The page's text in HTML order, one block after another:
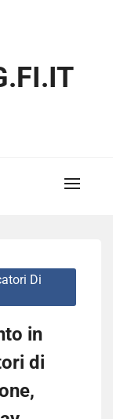
Di
in
di